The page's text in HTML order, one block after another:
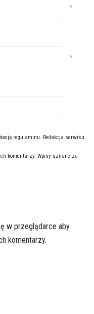
*
*
regulaminu. Redakcja serwisu
komentarzy. Wpisy uznane za
w przeglądarce aby
komentarzy.